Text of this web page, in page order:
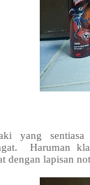
yang sentiasa
Haruman
dengan lapisan